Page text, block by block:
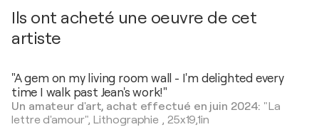
Ils ont acheté une oeuvre de cet
artiste
"A gem on my living room wall - I'm delighted every
time I walk past Jean's work!"
Un amateur d'art, achat effectué en juin 2024: "La
lettre d'amour", Lithographie , 25x19,1in